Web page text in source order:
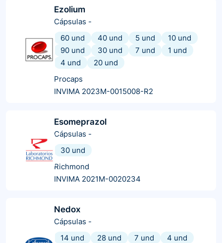
Ezolium
Cápsulas -
60 und
40 und 5 und
10 und
90 und
30 und 7 und
1 und
4 und
20 und
Procaps
INVIMA 2023M-0015008-R2
Esomeprazol
Cápsulas -
30 und
Richmond
INVIMA 2021M-0020234
Nedox
Cápsulas -
14 und
28 und 7 und
4 und